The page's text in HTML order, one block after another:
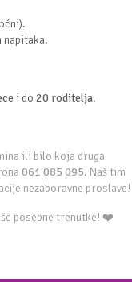
napitaka.
i do 20 roditelja.
ili bilo koja druga
061 085 095. Naš tim
nezaboravne proslave!
posebne trenutke! ❤️